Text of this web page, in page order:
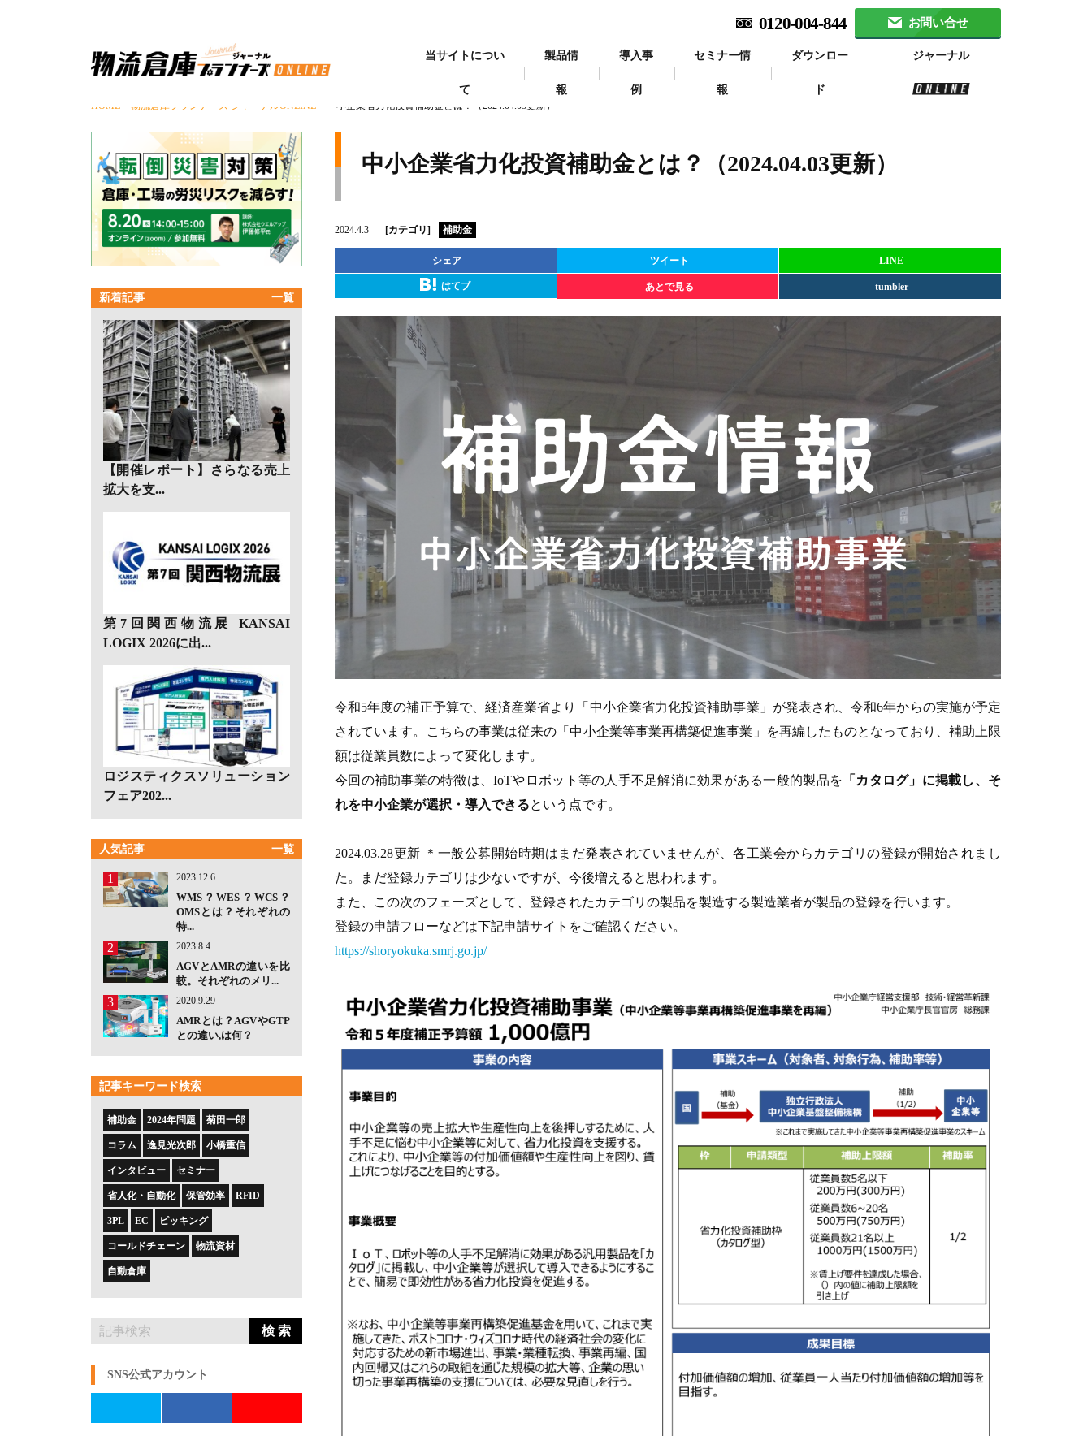
当サイトについ
て
製品情
報
導入事
例
セミナー情
報
ダウンロー
ド
ジャーナル
0120-004-844 お問い合せ
HOME 物流倉庫プランナーズ ジャーナルONLINE > 中小企業省力化投資補助金とは？（2024.04.03更新）
新着記事 一覧
【開催レポート】さらなる売上
拡大を支...
第7回関西物流展 KANSAI
LOGIX 2026に出...
ロジスティクスソリューション
フェア202...
人気記事 一覧
1 2023.12.6
WMS？WES？WCS？
OMSとは？それぞれの
特...
2 2023.8.4
AGVとAMRの違いを比
較。それぞれのメリ...
3 2020.9.29
AMRとは？AGVやGTP
との違い,は何？
記事キーワード検索
補助金 2024年問題 菊田一郎
コラム 逸見光次郎 小橋重信
インタビュー セミナー
省人化・自動化 保管効率 RFID
3PL EC ピッキング
コールドチェーン 物流資材
自動倉庫
検 索
SNS公式アカウント
中小企業省力化投資補助金とは？（2024.04.03更新）
2024.4.3 [カテゴリ] 補助金
シェア ツイート LINE
はてブ あとで見る tumbler
令和5年度の補正予算で、経済産業省より「中小企業省力化投資補助事業」が発表され、令和6年からの実施が予定
されています。こちらの事業は従来の「中小企業等事業再構築促進事業」を再編したものとなっており、補助上限
額は従業員数によって変化します。
今回の補助事業の特徴は、IoTやロボット等の人手不足解消に効果がある一般的製品を 「カタログ」に掲載し、そ
れを中小企業が選択・導入できるという点です。
2024.03.28更新 ＊一般公募開始時期はまだ発表されていませんが、各工業会からカテゴリの登録が開始されまし
た。まだ登録カテゴリは少ないですが、今後増えると思われます。
また、この次のフェーズとして、登録されたカテゴリの製品を製造する製造業者が製品の登録を行います。
登録の申請フローなどは下記申請サイトをご確認ください。
https://shoryokuka.smrj.go.jp/